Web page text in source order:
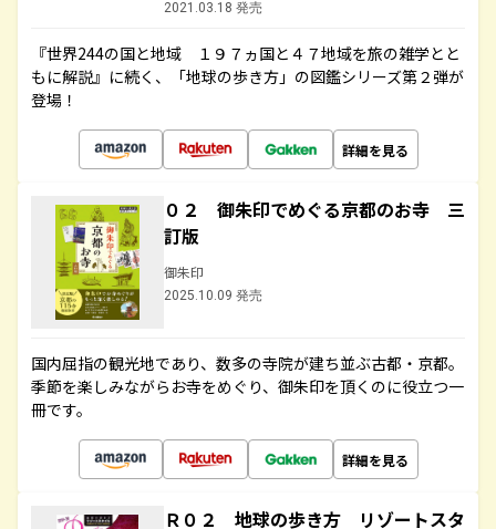
2021.03.18 発売
『世界244の国と地域 １９７ヵ国と４７地域を旅の雑学とと
もに解説』に続く、「地球の歩き方」の図鑑シリーズ第２弾が
登場！
詳細を見る
０２ 御朱印でめぐる京都のお寺 三
訂版
御朱印
2025.10.09 発売
国内屈指の観光地であり、数多の寺院が建ち並ぶ古都・京都。
季節を楽しみながらお寺をめぐり、御朱印を頂くのに役立つ一
冊です。
詳細を見る
Ｒ０２ 地球の歩き方 リゾートスタ